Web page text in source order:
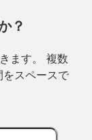
？
ます。 複数
スペースで